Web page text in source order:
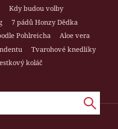
Kdy budou volby
7 pádů Honzy Dědka
Pohlreicha
Aloe vera
Tvarohové knedlíky
koláč